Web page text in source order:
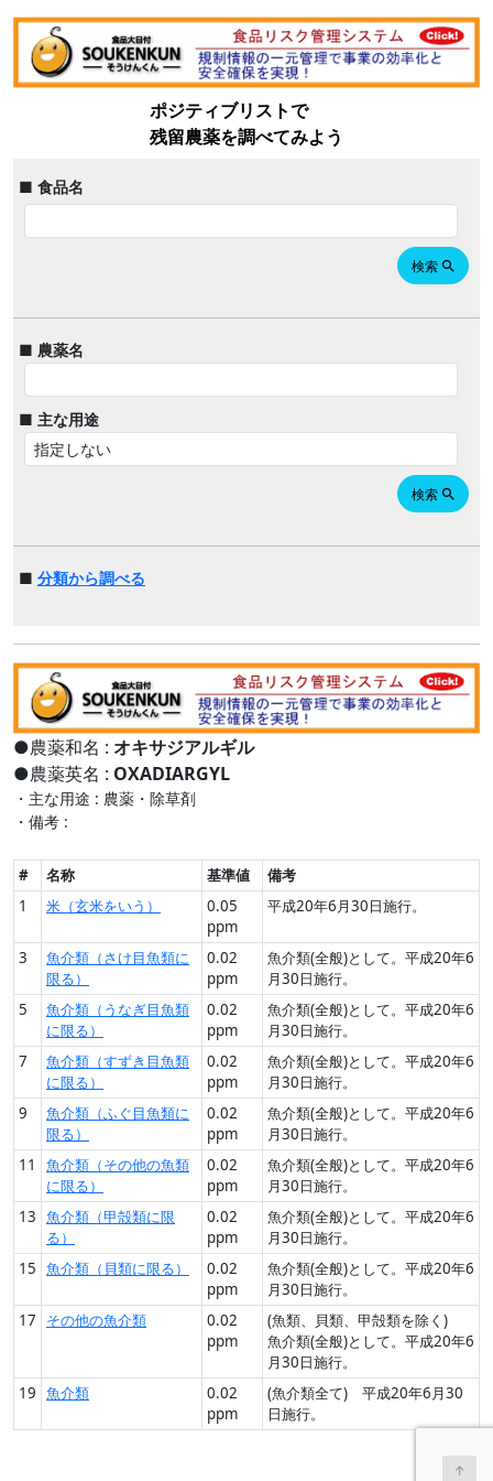
ポジティブリストで
残留農薬を調べてみよう
■ 食品名
検索 search
■ 農薬名
■ 主な用途
検索 search
■ 分類から調べる
●農薬和名 : オキサジアルギル
●農薬英名 : OXADIARGYL
・主な用途 : 農薬・除草剤
・備考 :
# 名称 基準値
備考
1
米（玄米をいう）
0.05
ppm
平成20年6月30日施行。
3
魚介類（さけ目魚類に
限る）
0.02
ppm
魚介類(全般)として。平成20年6
月30日施行。
5
魚介類（うなぎ目魚類
に限る）
0.02
ppm
魚介類(全般)として。平成20年6
月30日施行。
7
魚介類（すずき目魚類
に限る）
0.02
ppm
魚介類(全般)として。平成20年6
月30日施行。
9
魚介類（ふぐ目魚類に
限る）
0.02
ppm
魚介類(全般)として。平成20年6
月30日施行。
11
魚介類（その他の魚類
に限る）
0.02
ppm
魚介類(全般)として。平成20年6
月30日施行。
13 魚介類（甲殻類に限
る）
0.02
ppm
魚介類(全般)として。平成20年6
月30日施行。
15 魚介類（貝類に限る）
0.02
ppm
魚介類(全般)として。平成20年6
月30日施行。
17
その他の魚介類
0.02
ppm
(魚類、貝類、甲殻類を除く)
魚介類(全般)として。平成20年6
月30日施行。
19 魚介類
0.02
ppm
(魚介類全て) 平成20年6月30
日施行。
↑